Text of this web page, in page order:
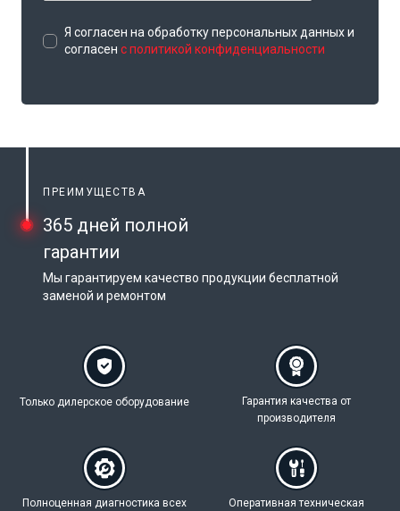
Я согласен на обработку персональных данных и
согласен с политикой конфиденциальности
ПРЕИМУЩЕСТВА
365 дней полной
гарантии
Мы гарантируем качество продукции бесплатной
заменой и ремонтом
Только дилерское оборудование Гарантия качества от
производителя
Полноценная диагностика всех
Оперативная техническая